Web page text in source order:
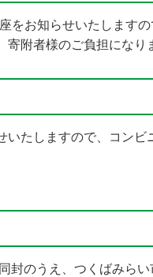
をお知らせいたします
附者様のご負担になり
たしますので、コンビ
のうえ、つくばみら